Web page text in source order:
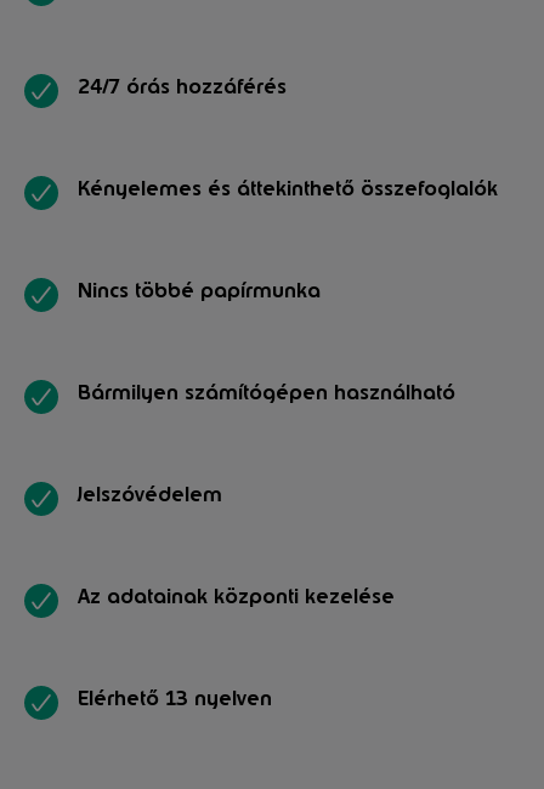
24/7 órás hozzáférés
Kényelemes és áttekinthető összefoglalók
Nincs többé papírmunka
Bármilyen számítógépen használható
Jelszóvédelem
Az adatainak központi kezelése
Elérhető 13 nyelven